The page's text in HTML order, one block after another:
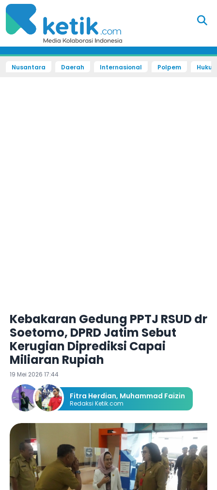
Nusantara Daerah Internasional Polpem
Kebakaran Gedung PPTJ RSUD dr
Soetomo, DPRD Jatim Sebut
Kerugian Diprediksi Capai
Miliaran Rupiah
19 Mei 2026 17:44
Fitra Herdian, Muhammad Faizin
Redaksi Ketik.com